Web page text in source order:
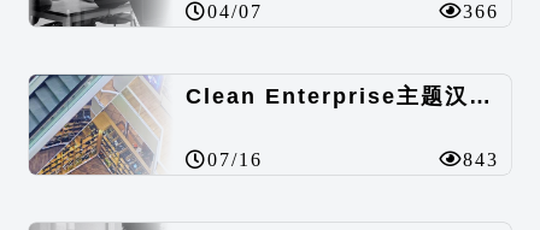
04/07 366
Clean Enterprise主题汉化包
07/16 843